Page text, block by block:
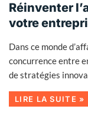
Réinventer
votre
Dans ce monde
concurrence entre
de stratégies
LIRE LA SUITE »